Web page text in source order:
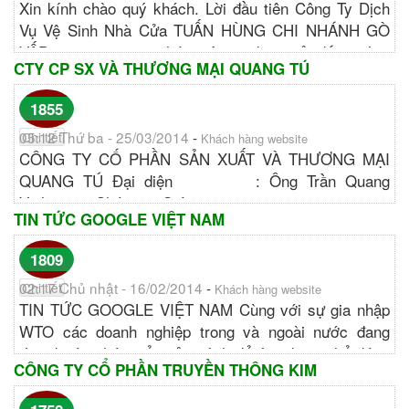
Xin kính chào quý khách. Lời đầu tiên Công Ty Dịch
Vụ Vệ Sinh Nhà Cửa TUẤN HÙNG CHI NHÁNH GÒ
VẤP - 0985 407439 chúng tôi xin được gửi đến quý vị
lời chúc sức...
http://congtyvesinhtuanhung.com...
CTY CP SX VÀ THƯƠNG MẠI QUANG TÚ
1855
Chi tiết
05:12 Thứ ba - 25/03/2014 - Khách hàng website
CÔNG TY CỐ PHẦN SẢN XUẤT VÀ THƯƠNG MẠI
QUANG TÚ Đại diện : Ông Trần Quang
Vinh Chức vụ: Giám...
http://quangtuplastic.net...
TIN TỨC GOOGLE VIỆT NAM
1809
Chi tiết
02:17 Chủ nhật - 16/02/2014 - Khách hàng website
TIN TỨC GOOGLE VIỆT NAM Cùng với sự gia nhập
WTO các doanh nghiệp trong và ngoài nước đang
từng bước phát triển của mình để tìm được chổ đứng
vững chắc trong...
http://tintucgoogle.com/...
CÔNG TY CỔ PHẦN TRUYỀN THÔNG KIM